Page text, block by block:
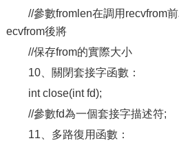
//參數fromlen在調用recvfrom
ecvfrom後將
//保存from的實際大小
10、關閉套接字函數：
int close(int fd);
//參數fd為一個套接字描述符;
11、多路復用函數：